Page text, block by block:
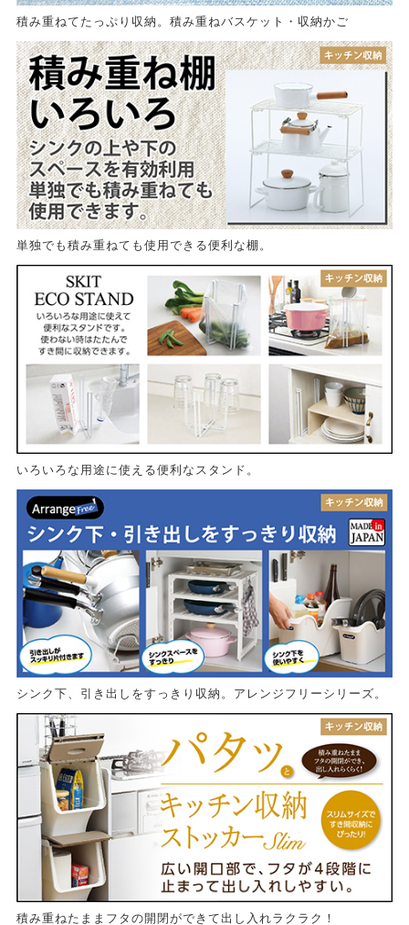
積み重ねてたっぷり収納。積み重ねバスケット・収納かご
単独でも積み重ねても使用できる便利な棚。
いろいろな用途に使える便利なスタンド。
シンク下、引き出しをすっきり収納。アレンジフリーシリーズ。
積み重ねたままフタの開閉ができて出し入れラクラク！